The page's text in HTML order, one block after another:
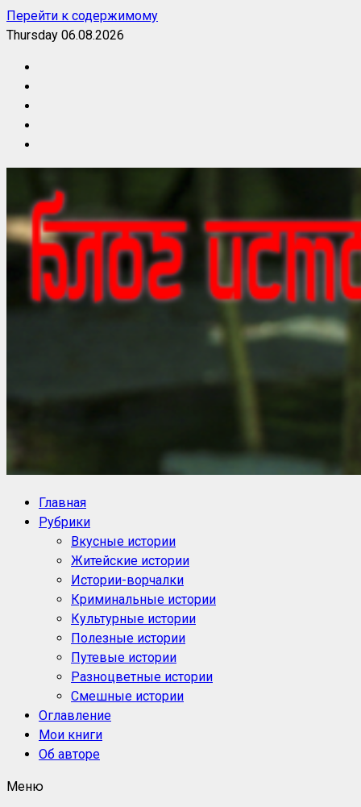
Перейти к содержимому
Thursday 06.08.2026
Блог историй NoorySan
Главная
Рубрики
Вкусные истории
Житейские истории
Истории-ворчалки
Криминальные истории
Культурные истории
Полезные истории
Путевые истории
Разноцветные истории
Смешные истории
Оглавление
Мои книги
Об авторе
Меню